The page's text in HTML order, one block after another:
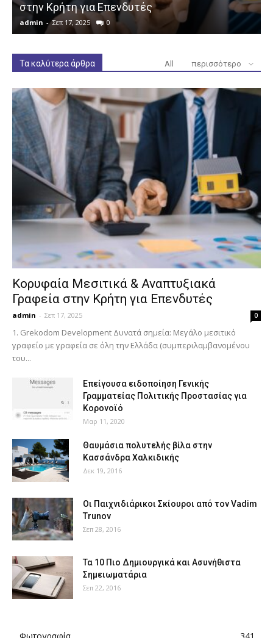
στην Κρήτη για Επενδυτές
admin - Σεπ 17, 2025 0
Τα καλύτερα άρθρα All περισσότερο
Κορυφαία Μεσιτικά & Αναπτυξιακά
Γραφεία στην Κρήτη για Επενδυτές
admin - Σεπ 17, 2025 0
1. Grekodom Development Δυνατά σημεία: Μεγάλο μεσιτικό
γραφείο με γραφεία σε όλη την Ελλάδα (συμπεριλαμβανομένου
του...
Επείγουσα ειδοποίηση Γενικής
Γραμματείας Πολιτικής Προστασίας για
Κορονοϊό
Μαρ 11, 2020
Θαυμάσια πολυτελής βίλα στην
Κασσάνδρα Χαλκιδικής
Δεκ 19, 2016
Οι Παιχνιδιάρικοι Σκίουροι από τον Vadim
Trunov
Σεπ 28, 2016
Τα 10 Πιο Δημιουργικά και Ασυνήθιστα
Σημειωματάρια
Σεπ 22, 2016